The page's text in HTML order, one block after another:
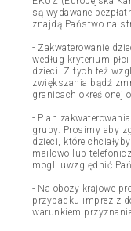
są wydawane
znajdą Państwo na
- Zakwaterowanie
według kryterium
dzieci. Z tych też
zwiększania bądź
granicach określonej
- Plan
grupy. Prosimy aby
dzieci, które
mailowo lub
mogli uwzględnić
- Na obozy krajowe
przypadku imprez z
warunkiem